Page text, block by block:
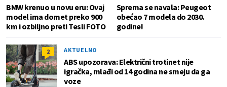
BMW krenuo u novu eru: Ovaj
model ima domet preko 900
km i ozbiljno preti Tesli FOTO
Sprema se navala: Peugeot
obećao 7 modela do 2030.
godine!
2 AKTUELNO
ABS upozorava: Električni trotinet nije
igračka, mlađi od 14 godina ne smeju da ga
voze